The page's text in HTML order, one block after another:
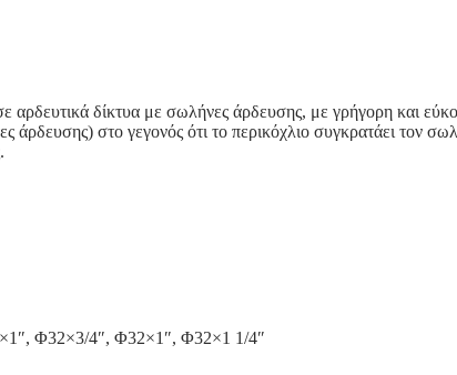
αρδευτικά δίκτυα με σωλήνες άρδευσης, με γρήγορη και
στο γεγονός ότι το περικόχλιο συγκρατάει τον
Φ32×3/4″, Φ32×1″, Φ32×1 1/4″